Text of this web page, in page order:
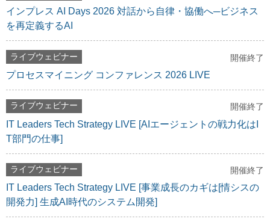
インプレス AI Days 2026 対話から自律・協働へ─ビジネス
を再定義するAI
ライブウェビナー 開催終了
プロセスマイニング コンファレンス 2026 LIVE
ライブウェビナー 開催終了
IT Leaders Tech Strategy LIVE [AIエージェントの戦力化はI
T部門の仕事]
ライブウェビナー 開催終了
IT Leaders Tech Strategy LIVE [事業成長のカギは[情シスの
開発力] 生成AI時代のシステム開発]